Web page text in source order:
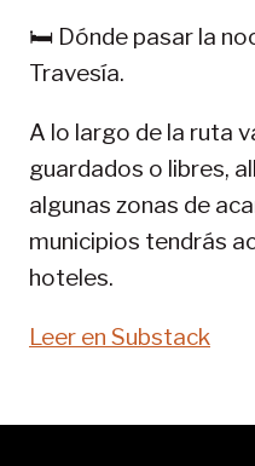
11-
🛏️ Dónde pasar la
Travesía.
A lo largo de la ruta
guardados o libres,
algunas zonas de
municipios tendrás
hoteles.
Leer en Substack